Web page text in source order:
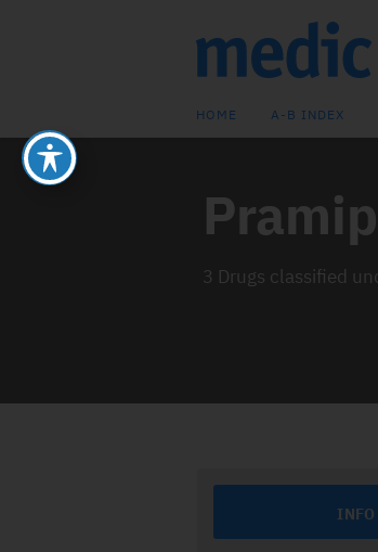
HOME A-B INDEX
3 Drugs classified
INFO